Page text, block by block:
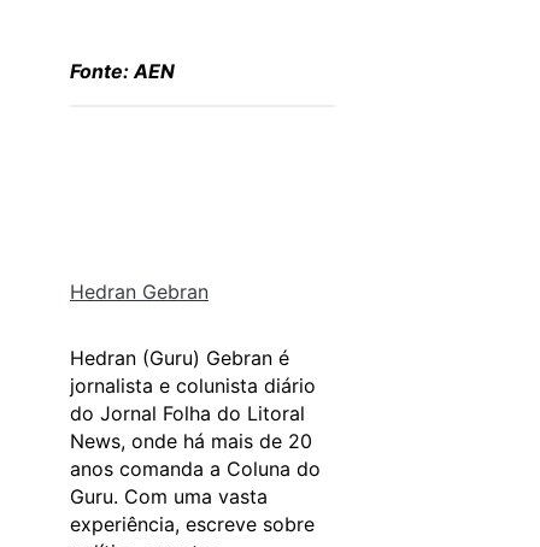
Fonte: AEN
Hedran Gebran
Hedran (Guru) Gebran é
jornalista e colunista diário
do Jornal Folha do Litoral
News, onde há mais de 20
anos comanda a Coluna do
Guru. Com uma vasta
experiência, escreve sobre